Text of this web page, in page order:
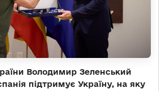
Володимир Зеленський
підтримує Україну, на яку